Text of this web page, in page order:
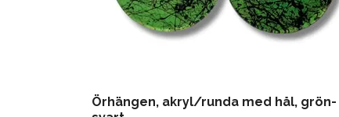
Örhängen, akryl/runda med hål, grön-